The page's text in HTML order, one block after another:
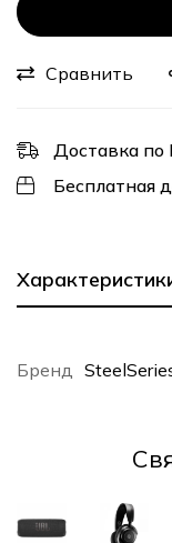
Сравнить
Доставка по
Бесплатная
Бренд